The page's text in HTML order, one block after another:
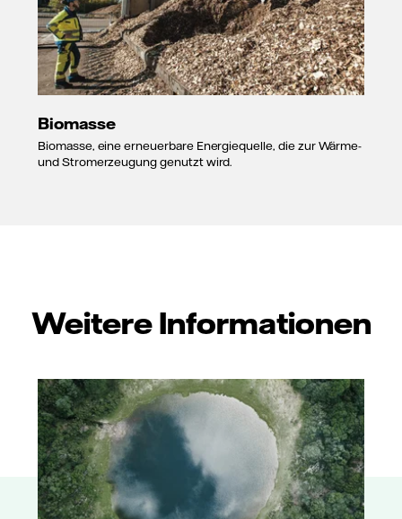
Biomasse
Biomasse, eine erneuerbare Energiequelle, die zur Wärme-
und Stromerzeugung genutzt wird.
Weitere Informationen